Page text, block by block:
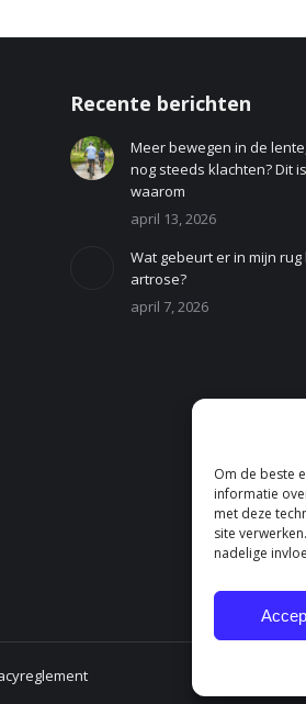
Om de beste
informatie
met deze
site
nadelige
Recente berichten
Meer bewegen in de
nog steeds klachten? Dit is
waarom
april 13, 2026
Wat gebeurt er in mijn rug
artrose?
april 7, 2026